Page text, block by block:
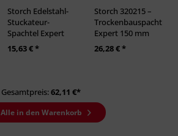
Storch Edelstahl-
Stuckateur-
Spachtel Expert
15,63 € *
Storch 320215 –
Trockenbauspachtel
Expert 150 mm
26,28 € *
Gesamtpreis:62,11 €*
Alle in den Warenkorb